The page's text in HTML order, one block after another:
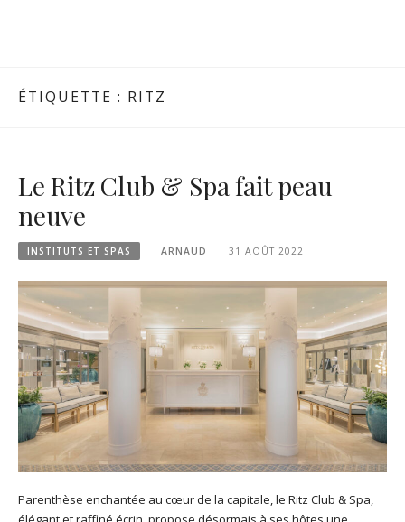
ÉTIQUETTE : RITZ
Le Ritz Club & Spa fait peau
neuve
INSTITUTS ET SPAS ARNAUD 31 AOÛT 2022
Parenthèse enchantée au cœur de la capitale, le Ritz Club & Spa,